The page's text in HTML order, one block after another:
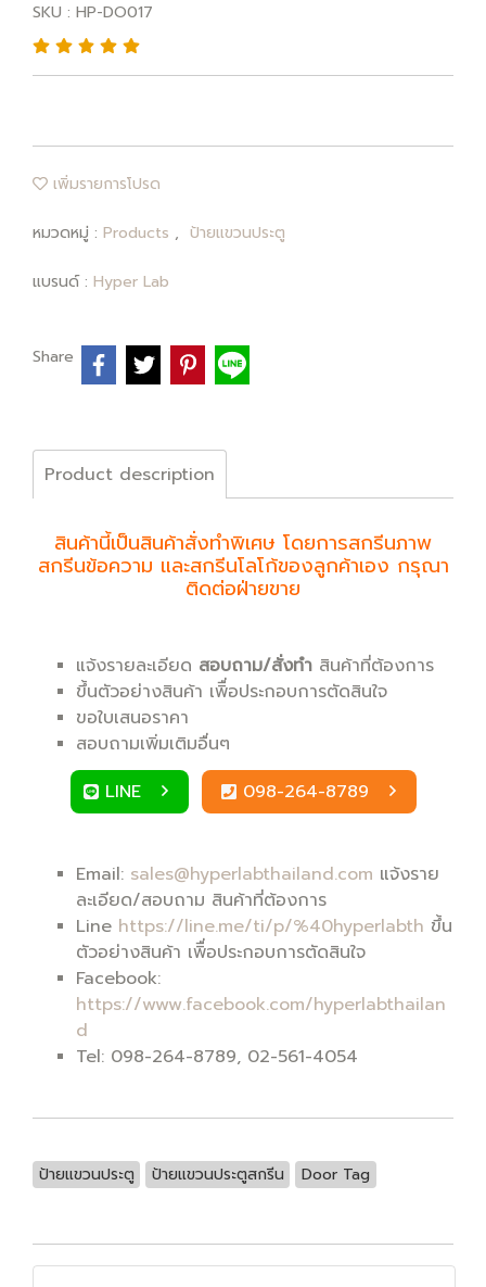
SKU : HP-DO017
เพิ่มรายการโปรด
หมวดหมู่ : Products , ป้ายแขวนประตู
แบรนด์ : Hyper Lab
Share
Product description
สินค้านี้เป็นสินค้าสั่งทำพิเศษ โดยการสกรีนภาพ
สกรีนข้อความ และสกรีนโลโก้ของลูกค้าเอง กรุณา
ติดต่อฝ่ายขาย
แจ้งรายละเอียด สอบถาม/สั่งทำ สินค้าที่ต้องการ
ขึ้นตัวอย่างสินค้า เพิื่อประกอบการตัดสินใจ
ขอใบเสนอราคา
สอบถามเพิ่มเติมอื่นๆ
LINE
098-264-8789
Email: sales@hyperlabthailand.com แจ้งราย
ละเอียด/สอบถาม สินค้าที่ต้องการ
Line https://line.me/ti/p/%40hyperlabth ขึ้น
ตัวอย่างสินค้า เพิื่อประกอบการตัดสินใจ
Facebook:
https://www.facebook.com/hyperlabthailan
d
Tel: 098-264-8789, 02-561-4054
ป้ายแขวนประตู ป้ายแขวนประตูสกรีน Door Tag